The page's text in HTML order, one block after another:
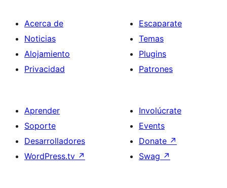
Acerca de
Noticias
Alojamiento
Privacidad
Escaparate
Temas
Plugins
Patrones
Aprender
Soporte
Desarrolladores
WordPress.tv ↗
Involúcrate
Events
Donate ↗
Swag ↗